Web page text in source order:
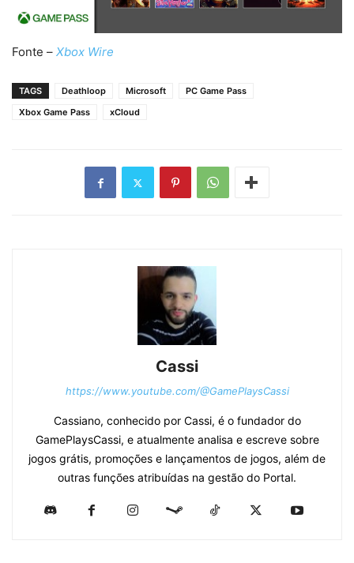
Fonte – Xbox Wire
TAGS Deathloop Microsoft
PC Game Pass
Xbox Game Pass
xCloud
Cassi
https://www.youtube.com/@GamePlaysCassi
Cassiano, conhecido por Cassi, é o fundador do
GamePlaysCassi, e atualmente analisa e escreve sobre
jogos grátis, promoções e lançamentos de jogos, além de
outras funções atribuídas na gestão do Portal.